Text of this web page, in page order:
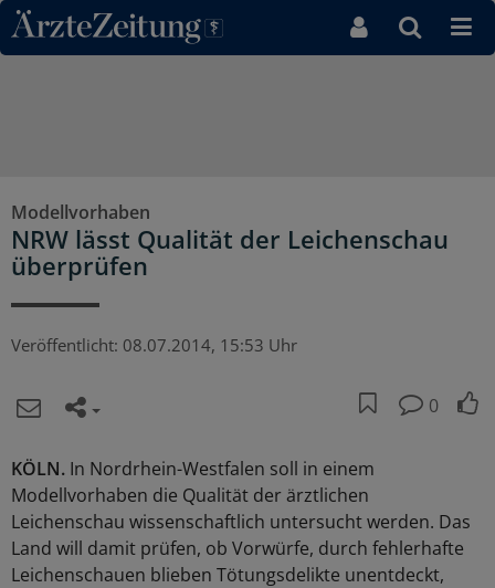
Direkt zum Inhaltsbereich
Modellvorhaben
NRW lässt Qualität der Leichenschau
überprüfen
Veröffentlicht: 08.07.2014, 15:53 Uhr
0
KÖLN. In Nordrhein-Westfalen soll in einem
Modellvorhaben die Qualität der ärztlichen
Leichenschau wissenschaftlich untersucht werden. Das
Land will damit prüfen, ob Vorwürfe, durch fehlerhafte
Leichenschauen blieben Tötungsdelikte unentdeckt,